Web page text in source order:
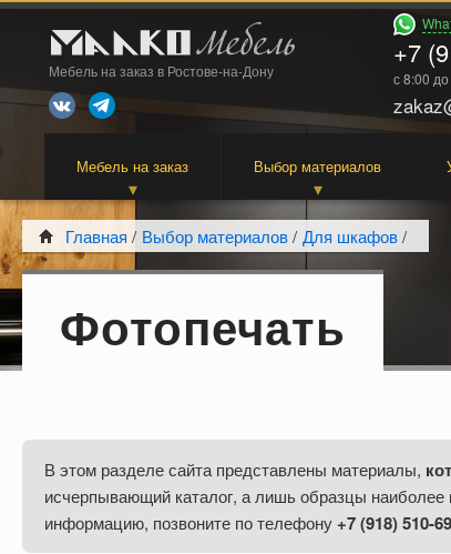
Мебель на заказ в Ростове-на-Дону
+7
с 8:00
Мебель на заказ Выбор материалов
Главная / Выбор материалов/ Для шкафов/
Фотопечать
В этом разделе сайта представлены материалы,
исчерпывающий каталог, а лишь образцы
информацию, позвоните по телефону +7 (918) 510-